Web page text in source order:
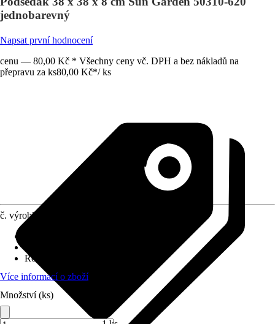
jednobarevný
Napsat první hodnocení
cenu — 80,00 Kč * Všechny ceny vč. DPH a bez nákladů na
přepravu za ks80,00 Kč*/ ks
č. výrobku
Rozměry (ŠxV)
Více informací o zboží
Množství (ks)